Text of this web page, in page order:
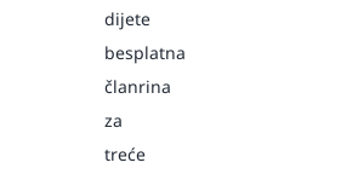
dijete
besplatna
članrina
za
treće